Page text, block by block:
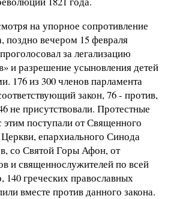
на упорное сопротивление
поздно вечером 15 февраля
за легализацию
и разрешение усыновления детей
176 из 300 членов парламента
закон, 76 - против,
не присутствовали. Протестные
этим поступали от Священного
епархиального Синода
со Святой Горы Афон, от
и священнослужителей по всей
140 греческих православных
вместе против данного закона.